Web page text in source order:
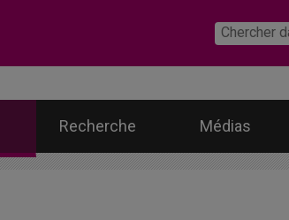
Recherche Médias